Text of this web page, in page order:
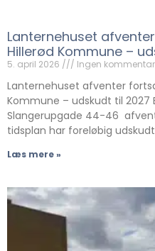
Lanternehuset
Hillerød Kommune –
5. april 2026 Ingen
Lanternehuset afventer
Kommune – udskudt til
Slangerupgade 44-46
tidsplan har foreløbig
Læs mere »